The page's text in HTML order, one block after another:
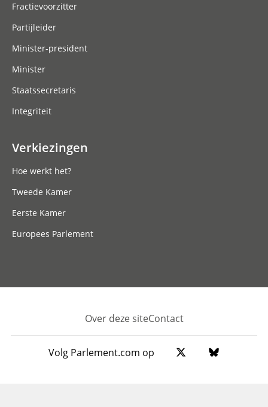
Fractievoorzitter
Partijleider
Minister-president
Minister
Staatssecretaris
Integriteit
Verkiezingen
Hoe werkt het?
Tweede Kamer
Eerste Kamer
Europees Parlement
Footer
Over deze siteContact
Volg Parlement.com op